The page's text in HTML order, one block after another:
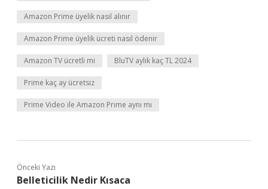
Amazon Prime üyelik nasıl alınır
Amazon Prime üyelik ücreti nasıl ödenir
Amazon TV ücretli mi BluTV aylık kaç TL 2024
Prime kaç ay ücretsiz
Prime Video ile Amazon Prime aynı mı
Önceki Yazı
Belleticilik Nedir Kısaca